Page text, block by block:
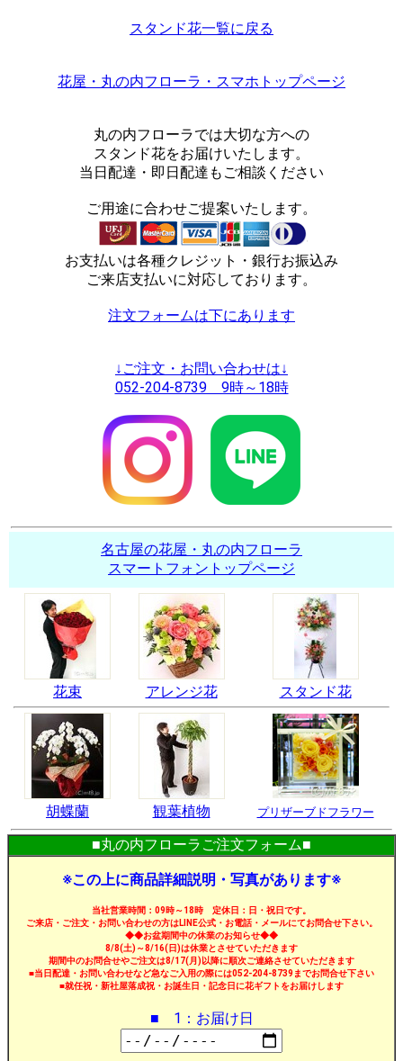
スタンド花一覧に戻る
花屋・丸の内フローラ・スマホトップページ
丸の内フローラでは大切な方への
スタンド花をお届けいたします。
当日配達・即日配達もご相談ください
ご用途に合わせご提案いたします。
お支払いは各種クレジット・銀行お振込み
ご来店支払いに対応しております。
注文フォームは下にあります
↓ご注文・お問い合わせは↓
052-204-8739 9時～18時
名古屋の花屋・丸の内フローラ
スマートフォントップページ
花束 アレンジ花 スタンド花
胡蝶蘭 観葉植物 プリザーブドフラワー
■丸の内フローラご注文フォーム■
※この上に商品詳細説明・写真があります※
当社営業時間：09時～18時 定休日：日・祝日です。
ご来店・ご注文・お問い合わせの方はLINE公式・お電話・メールにてお問合せ下さい。
◆◆お盆期間中の休業のお知らせ◆◆
8/8(土)～8/16(日)は休業とさせていただきます
期間中のお問合せやご注文は8/17(月)以降に順次ご連絡させていただきます
■当日配達・お問い合わせなど急なご入用の際には052-204-8739までお問合せ下さい
■就任祝・新社屋落成祝・お誕生日・記念日に花ギフトをお届けします
■ 1：お届け日